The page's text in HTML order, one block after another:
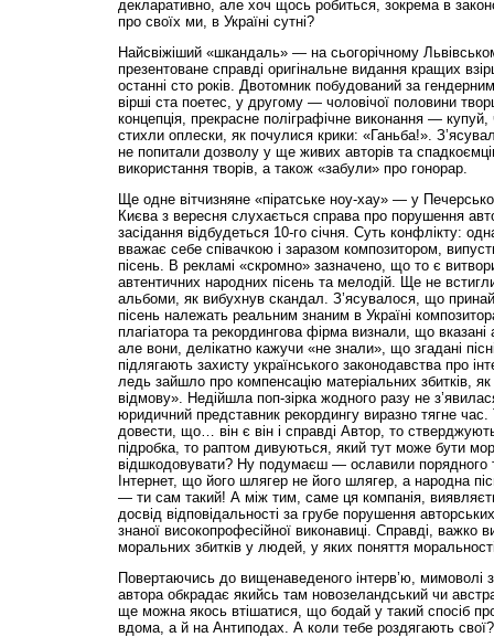
декларативно, але хоч щось робиться, зокрема в
про своїх ми, в Україні сутні?
Найсвіжіший «шкандаль» — на сьогорічному
презентоване справді оригінальне видання кращих
останні сто років. Двотомник побудований за
вірші ста поетес, у другому — чоловічої половини
концепція, прекрасне поліграфічне виконання —
стихли оплески, як почулися крики: «Ганьба!».
не попитали дозволу у ще живих авторів та
використання творів, а також «забули» про гонорар.
Ще одне вітчизняне «піратське ноу-хау» — у
Києва з вересня слухається справа про порушення
засідання відбудеться 10-го січня. Суть конфлікту:
вважає себе співачкою і заразом композитором,
пісень. В рекламі «скромно» зазначено, що то є
автентичних народних пісень та мелодій. Ще не
альбоми, як вибухнув скандал. З’ясувалося, що
пісень належать реальним знаним в Україні
плагіатора та рекордингова фірма визнали, що
але вони, делікатно кажучи «не знали», що згадані
підлягають захисту українського законодавства про
ледь зайшло про компенсацію матеріальних збитків, як
відмову». Недійшла поп-зірка жодного разу не
юридичний представник рекордингу виразно тягне
довести, що… він є він і справді Автор, то
підробка, то раптом дивуються, який тут може бути
відшкодовувати? Ну подумаєш — ославили порядного
Інтернет, що його шлягер не його шлягер, а народна
— ти сам такий! А між тим, саме ця компанія,
досвід відповідальності за грубе порушення
знаної високопрофесійної виконавиці. Справді, важко
моральних збитків у людей, у яких поняття
Повертаючись до вищенаведеного інтерв’ю, мимоволі
автора обкрадає якийсь там новозеландський чи
ще можна якось втішатися, що бодай у такий спосіб
вдома, а й на Антиподах. А коли тебе роздягають свої?